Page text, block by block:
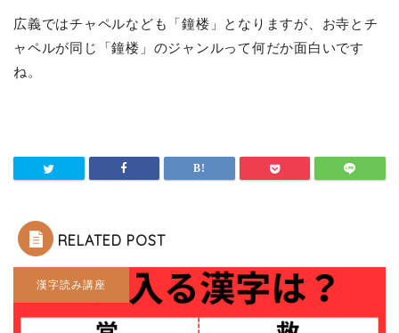
広義ではチャペルなども「鐘楼」となりますが、お寺とチ
ャペルが同じ「鐘楼」のジャンルって何だか面白いです
ね。
RELATED POST
漢字読み講座